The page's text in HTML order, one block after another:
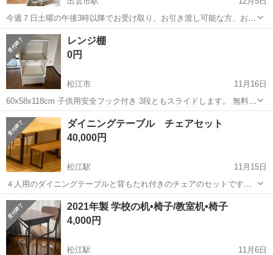
今週７日土曜の午後3時以降でお受け取り、お引き渡し可能な方、おら
れましたら、5000円にさせていただきます！ 一年と少し使用しまし
た。 大人2人暮らしなので、特に目立つ汚れなどはありません。 現在
もネットで販売中のセットで...
島根 出雲市 出雲市駅
レンジ棚
0円
松江市
11月16日
60x58x118cm 子供用安全フック付き 3段ともスライドします。 無料。
取りに来られる方。
島根 松江市 ダイニングセット
ダイニングテーブル チェアセット
40,000円
松江駅
11月15日
４人用のダイニングテーブルと背もたれ付きのチェアのセットです。
写真に写っているベンチ椅子は付属しません。 使用に伴う汚れや傷も
ありますが、必要でしたら写真アップします。※使用している写真は
購入後撮った写真です。 ※購入...
島根 松江市 松江駅 ダイニングセット ダイニング
2021年製 学校の机•椅子/教室机•椅子
4,000円
松江駅
11月6日